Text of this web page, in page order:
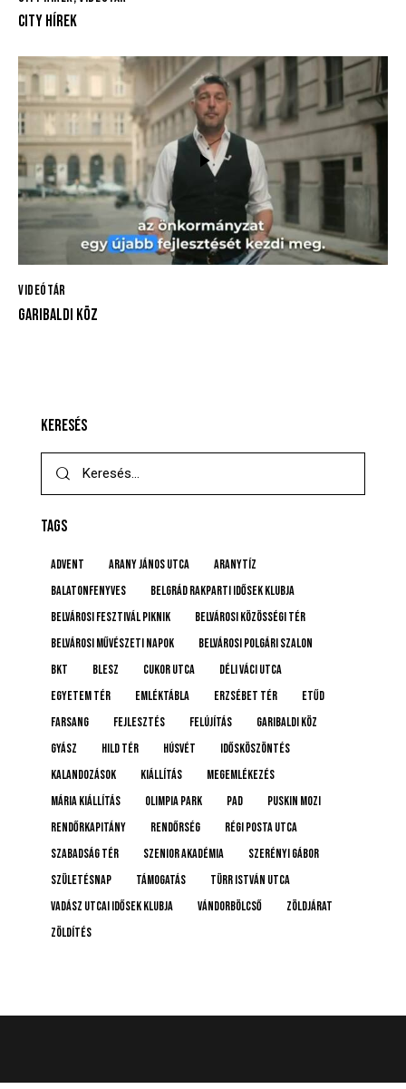
CITY HÍREK
VIDEÓTÁR
GARIBALDI KÖZ
KERESÉS
TAGS
advent Arany János utca
Aranytíz
Balatonfenyves
Belgrád Rakparti Idősek Klubja
Belvárosi Fesztivál Piknik
Belvárosi Közösségi Tér
Belvárosi Művészeti Napok
Belvárosi Polgári Szalon
BKT
BLESZ Cukor utca
Déli Váci utca
Egyetem tér
emléktábla Erzsébet tér
etűd
farsang
fejlesztés felújítás
Garibaldi köz
gyász
Hild tér húsvét
idősköszöntés
Kalandozások
kiállítás
megemlékezés
Mária kiállítás
Olimpia Park pad
Puskin mozi
rendőrkapitány
rendőrség
Régi posta utca
Szabadság tér
Szenior Akadémia
Szerényi Gábor
születésnap
támogatás
Türr István utca
Vadász Utcai Idősek Klubja
Vándorbölcső
Zöldjárat
Zöldítés